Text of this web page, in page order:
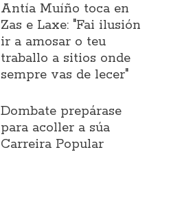
Antía Muíño toca en
Zas e Laxe: "Fai ilusión
ir a amosar o teu
traballo a sitios onde
sempre vas de lecer"
Dombate prepárase
para acoller a súa
Carreira Popular